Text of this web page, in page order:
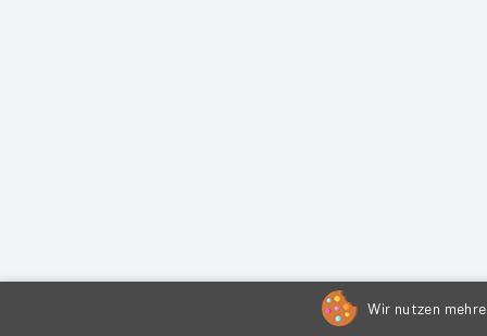
Wir nutzen